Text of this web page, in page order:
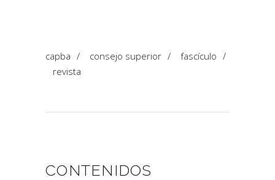
capba / consejo superior / fascículo /
revista
CONTENIDOS